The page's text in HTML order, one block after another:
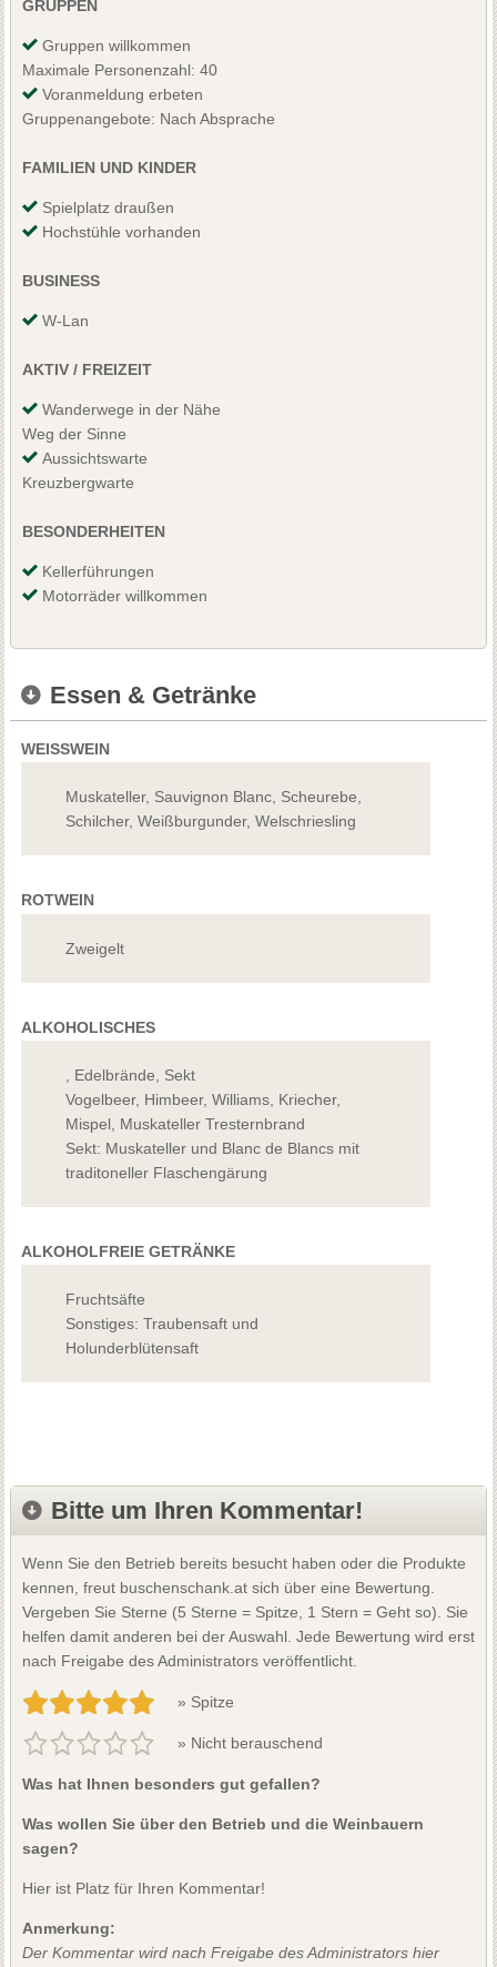
GRUPPEN
Gruppen willkommen
Maximale Personenzahl: 40
Voranmeldung erbeten
Gruppenangebote: Nach Absprache
FAMILIEN UND KINDER
Spielplatz draußen
Hochstühle vorhanden
BUSINESS
W-Lan
AKTIV / FREIZEIT
Wanderwege in der Nähe
Weg der Sinne
Aussichtswarte
Kreuzbergwarte
BESONDERHEITEN
Kellerführungen
Motorräder willkommen
Essen & Getränke
WEISSWEIN
Muskateller, Sauvignon Blanc, Scheurebe,
Schilcher, Weißburgunder, Welschriesling
ROTWEIN
Zweigelt
ALKOHOLISCHES
, Edelbrände, Sekt
Vogelbeer, Himbeer, Williams, Kriecher,
Mispel, Muskateller Tresternbrand
Sekt: Muskateller und Blanc de Blancs mit
traditoneller Flaschengärung
ALKOHOLFREIE GETRÄNKE
Fruchtsäfte
Sonstiges: Traubensaft und
Holunderblütensaft
Bitte um Ihren Kommentar!
Wenn Sie den Betrieb bereits besucht haben oder die Produkte
kennen, freut buschenschank.at sich über eine Bewertung.
Vergeben Sie Sterne (5 Sterne = Spitze, 1 Stern = Geht so). Sie
helfen damit anderen bei der Auswahl. Jede Bewertung wird erst
nach Freigabe des Administrators veröffentlicht.
» Spitze
» Nicht berauschend
Was hat Ihnen besonders gut gefallen?
Was wollen Sie über den Betrieb und die Weinbauern
sagen?
Hier ist Platz für Ihren Kommentar!
Anmerkung:
Der Kommentar wird nach Freigabe des Administrators hier